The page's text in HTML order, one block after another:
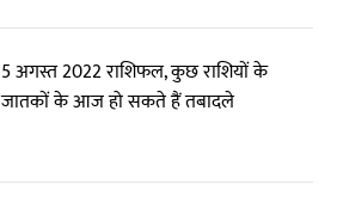
5 अगस्त 2022 राशिफल, कुछ राशियों के
जातकों के आज हो सकते हैं तबादले